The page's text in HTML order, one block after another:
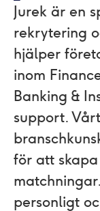
Jurek är en
rekrytering
hjälper
inom
Banking &
support.
för att
personligt